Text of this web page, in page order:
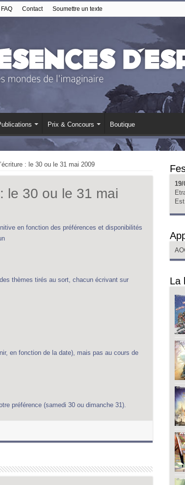
FAQ Contact Soumettre un texte
Prix & Concours Boutique
: le 30 ou le 31 mai 2009
le 30 ou le 31 mai
en fonction des préférences et disponibilités
des thèmes tirés au sort, chacun écrivant sur
en fonction de la date), mais pas au cours de
préférence (samedi 30 ou dimanche 31).
19/
Est
La